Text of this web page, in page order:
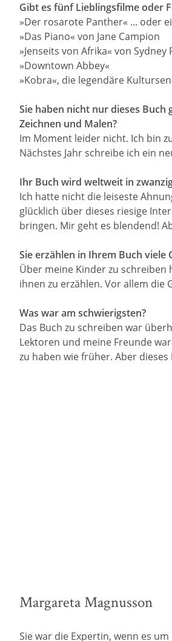
Gibt es fünf Lieblingsfilme oder
»Der rosarote Panther« ... oder
»Das Piano« von Jane Campion
»Jenseits von Afrika« von Sydney
»Downtown Abbey«
»Kobra«, die legendäre
Sie haben nicht nur dieses
Zeichnen und Malen?
Im Moment leider nicht. Ich bin
Nächstes Jahr schreibe ich ein
Ihr Buch wird weltweit in
Ich hatte nicht die leiseste
glücklich über dieses riesige
bringen. Mir geht es blendend!
Sie erzählen in Ihrem Buch viele
Über meine Kinder zu schreiben
ihnen zu erzählen. Vor allem die
Was war am schwierigsten?
Das Buch zu schreiben war
Lektoren und meine Freunde
zu haben wie früher. Aber
Margareta Magnusson
Sie war die Expertin, wenn es